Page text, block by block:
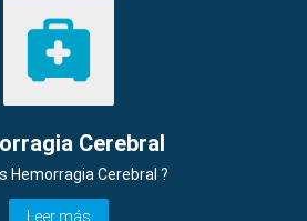
Cerebral
Hemorragia Cerebral ?
Leer más